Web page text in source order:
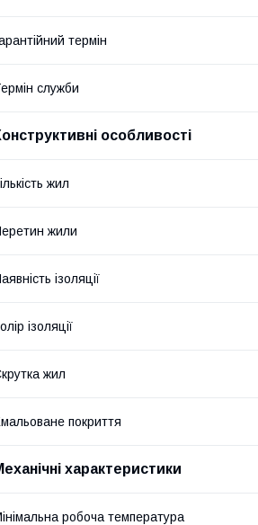
термін
служби
особливості
жил
жили
ізоляції
ізоляції
жил
покриття
характеристики
робоча температура